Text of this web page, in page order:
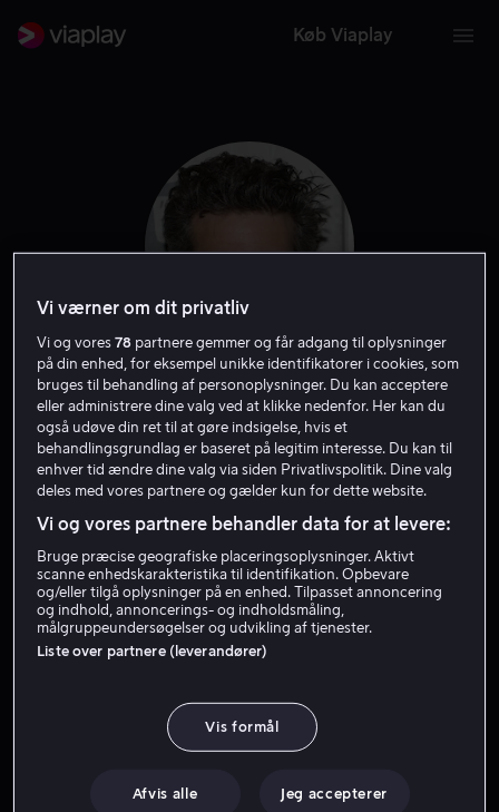
Køb Viaplay
Craig Bierko
Skuespiller Gæst
Vi værner om dit privatliv
Vi og vores78 partnere gemmer og får adgang til oplysninger
på din enhed, for eksempel unikke identifikatorer i cookies, som
bruges til behandling af personoplysninger. Du kan acceptere
eller administrere dine valg ved at klikke nedenfor. Her kan du
også udøve din ret til at gøre indsigelse, hvis et
behandlingsgrundlag er baseret på legitim interesse. Du kan til
enhver tid ændre dine valg via siden Privatlivspolitik. Dine valg
deles med vores partnere og gælder kun for dette website.
Vi og vores partnere behandler data for at levere:
Bruge præcise geografiske placeringsoplysninger. Aktivt
scanne enhedskarakteristika til identifikation. Opbevare
og/eller tilgå oplysninger på en enhed. Tilpasset annoncering
og indhold, annoncerings- og indholdsmåling,
målgruppeundersøgelser og udvikling af tjenester.
Liste over partnere (leverandører)
Vis formål
Afvis alle Jeg accepterer